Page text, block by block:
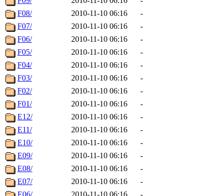
F08/
2010-11-10 06:16
-
F07/
2010-11-10 06:16
-
F06/
2010-11-10 06:16
-
F05/
2010-11-10 06:16
-
F04/
2010-11-10 06:16
-
F03/
2010-11-10 06:16
-
F02/
2010-11-10 06:16
-
F01/
2010-11-10 06:16
-
E12/
2010-11-10 06:16
-
E11/
2010-11-10 06:16
-
E10/
2010-11-10 06:16
-
E09/
2010-11-10 06:16
-
E08/
2010-11-10 06:16
-
E07/
2010-11-10 06:16
-